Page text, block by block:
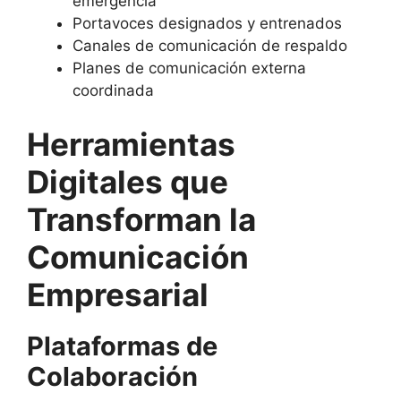
Portavoces designados y entrenados
Canales de comunicación de respaldo
Planes de comunicación externa
coordinada
Herramientas
Digitales que
Transforman la
Comunicación
Empresarial
Plataformas de
Colaboración